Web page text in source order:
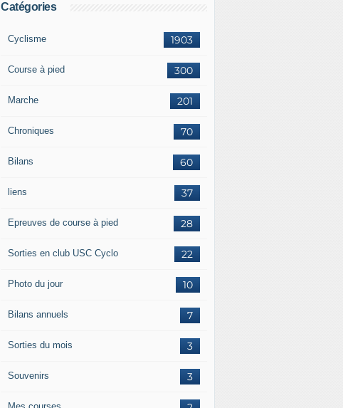
Catégories
1903
Cyclisme
300
Course à pied
201
Marche
70
Chroniques
60
Bilans
37
liens
28
Epreuves de course à pied
22
Sorties en club USC Cyclo
10
Photo du jour
7
Bilans annuels
3
Sorties du mois
3
Souvenirs